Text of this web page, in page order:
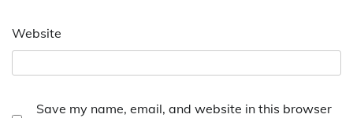
Website
Save my name, email, and website in this browser